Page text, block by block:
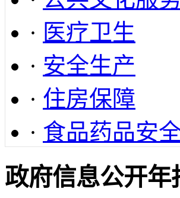
· 医疗卫生
· 安全生产
· 住房保障
· 食品药品安
政府信息公开年